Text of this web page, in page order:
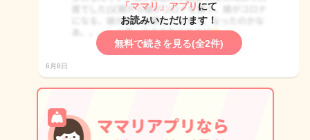
「ママリ」アプリ にて
お読みいただけます！
無料で続きを見る(全2件)
6月8日